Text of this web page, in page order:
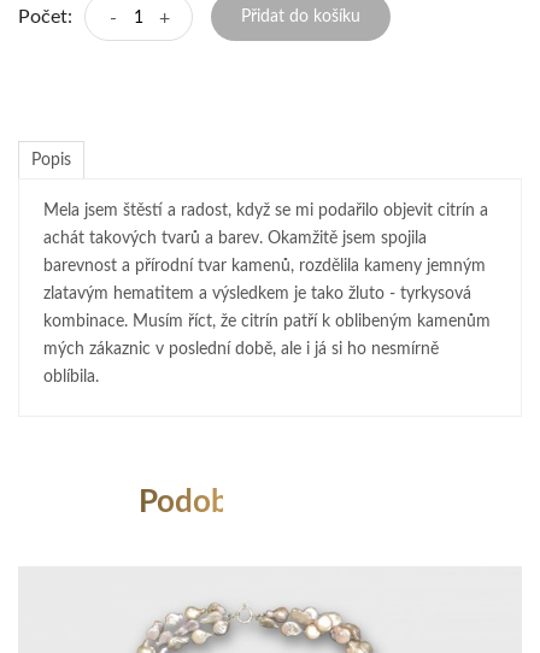
Počet: - + Přidat do košíku
Popis
Mela jsem štěstí a radost, když se mi podařilo objevit citrín a
achát takových tvarů a barev. Okamžitě jsem spojila
barevnost a přírodní tvar kamenů, rozdělila kameny jemným
zlatavým hematitem a výsledkem je tako žluto - tyrkysová
kombinace. Musím říct, že citrín patří k oblibeným kamenům
mých zákaznic v poslední době, ale i já si ho nesmírně
oblíbila.
Podobné Produkty